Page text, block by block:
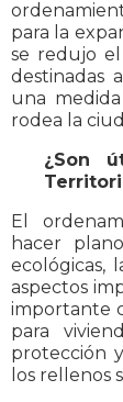
para la
se redujo el
destinadas
una
rodea la
¿Son
El
hacer
ecológicas,
aspectos
importante
para
protección
los rellenos